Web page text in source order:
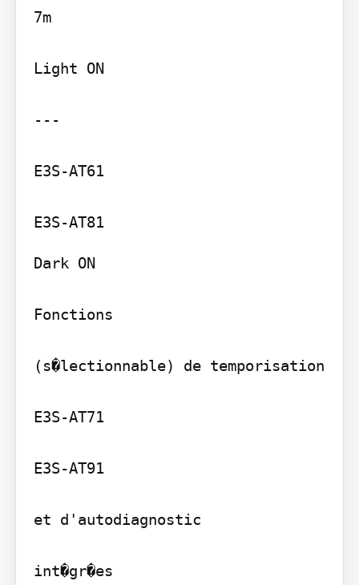
7m
Light ON
---
E3S-AT61
E3S-AT81
Dark ON
Fonctions
(s�lectionnable) de temporisation
E3S-AT71
E3S-AT91
et d'autodiagnostic
int�gr�es